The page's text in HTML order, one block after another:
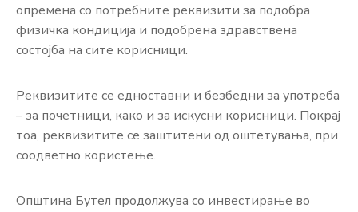
опремена со потребните реквизити за подобра
физичка кондиција и подобрена здравствена
состојба на сите корисници.
Реквизитите се едноставни и безбедни за употреба
– за почетници, како и за искусни корисници. Покрај
тоа, реквизитите се заштитени од оштетувања, при
соодветно користење.
Општина Бутел продолжува со инвестирање во